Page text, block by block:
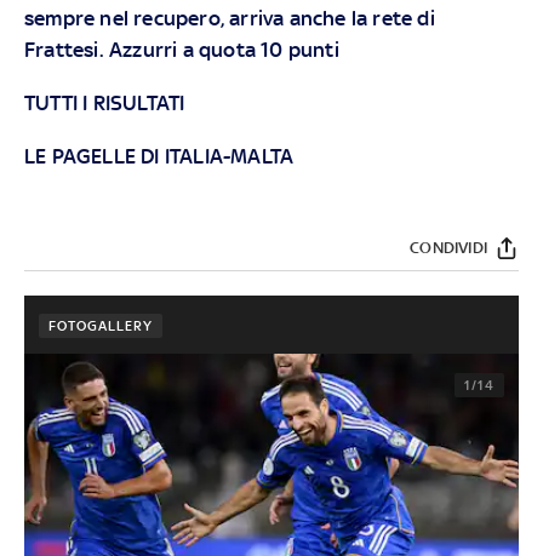
sempre nel recupero, arriva anche la rete di
Frattesi. Azzurri a quota 10 punti
TUTTI I RISULTATI
LE PAGELLE DI ITALIA-MALTA
CONDIVIDI
FOTOGALLERY
1/14